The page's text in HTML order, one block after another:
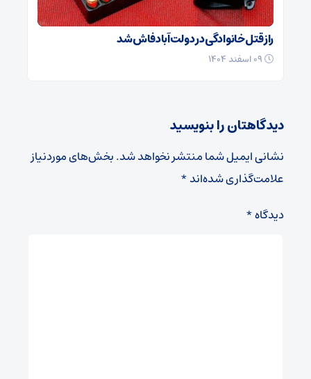
راز قتل خانوادگی در دولت‌آباد فاش شد
دیدگاهتان را بنویسید
نشانی ایمیل شما منتشر نخواهد شد.بخش‌های موردنیاز
علامت‌گذاری شده‌اند*
دیدگاه*